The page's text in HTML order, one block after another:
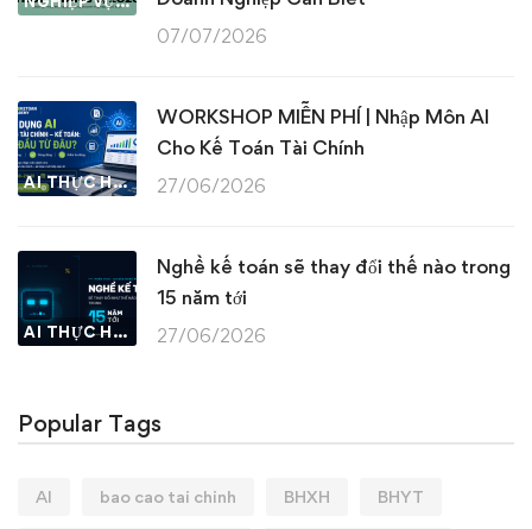
07/07/2026
AI THỰC HÀNH
WORKSHOP MIỄN PHÍ | Nhập Môn AI
Cho Kế Toán Tài Chính
27/06/2026
AI THỰC HÀNH
Nghề kế toán sẽ thay đổi thế nào trong
15 năm tới
27/06/2026
Popular Tags
AI bao cao tai chinh BHXH BHYT